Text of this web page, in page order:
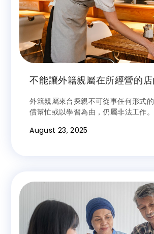
不能讓外籍親屬在所經營的
外籍親屬來台探親不可從事任何形式
償幫忙或以學習為由，仍屬非法工作
鍰。萬通人力提醒您｜合法聘僱，保
August 23, 2025